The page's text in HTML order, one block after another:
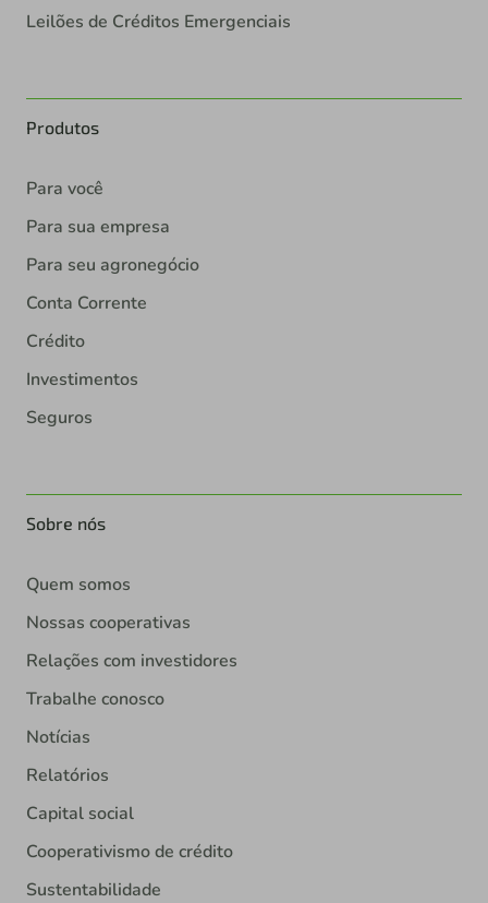
Leilões de Créditos Emergenciais
Produtos
Para você
Para sua empresa
Para seu agronegócio
Conta Corrente
Crédito
Investimentos
Seguros
Sobre nós
Quem somos
Nossas cooperativas
Relações com investidores
Trabalhe conosco
Notícias
Relatórios
Capital social
Cooperativismo de crédito
Sustentabilidade